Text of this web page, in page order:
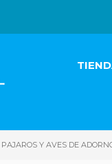
PAJAROS Y AVES DE